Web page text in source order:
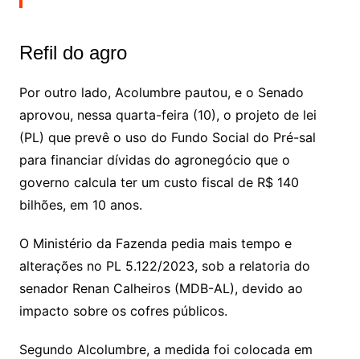
Refil do agro
Por outro lado, Acolumbre pautou, e o Senado
aprovou, nessa quarta-feira (10), o projeto de lei
(PL) que prevê o uso do Fundo Social do Pré-sal
para financiar dívidas do agronegócio que o
governo calcula ter um custo fiscal de R$ 140
bilhões, em 10 anos.
O Ministério da Fazenda pedia mais tempo e
alterações no PL 5.122/2023, sob a relatoria do
senador Renan Calheiros (MDB-AL), devido ao
impacto sobre os cofres públicos.
Segundo Alcolumbre, a medida foi colocada em